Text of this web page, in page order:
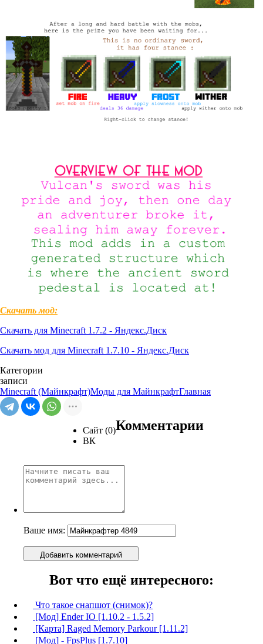
Скачать мод:
Скачать для Minecraft 1.7.2 - Яндекс.Диск
Скачать мод для Minecraft 1.7.10 - Яндекс.Диск
Категории
записи
Minecraft (Майнкрафт)Моды для МайнкрафтГлавная
Сайт (0)
ВК
Комментарии
Ваше имя:
Добавить комментарий
Вот что ещё интересного:
Что такое снапшот (снимок)?
[Мод] Ender IO [1.10.2 - 1.5.2]
[Карта] Raged Memory Parkour [1.11.2]
[Мод] - FpsPlus [1.7.10]